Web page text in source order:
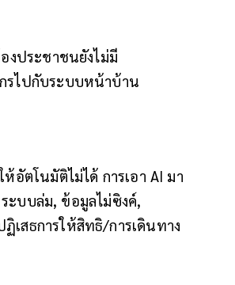
งประชาชนยังไม่มี
รไปกับระบบหน้าบ้าน
อัตโนมัติไม่ได้ การเอา AI มา
ะบบล่ม, ข้อมูลไม่ซิงค์,
เสธการให้สิทธิ/การเดินทาง